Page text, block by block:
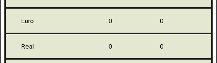
Euro 0 0
Real 0 0